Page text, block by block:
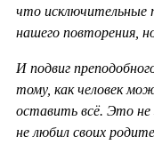
что
нашего повторения,
И подвиг
тому, как человек
оставить всё. Это
не любил своих